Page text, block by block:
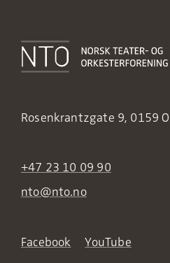
Rosenkrantzgate 9, 0159
+47 23 10 09 90
nto@nto.no
Facebook YouTube